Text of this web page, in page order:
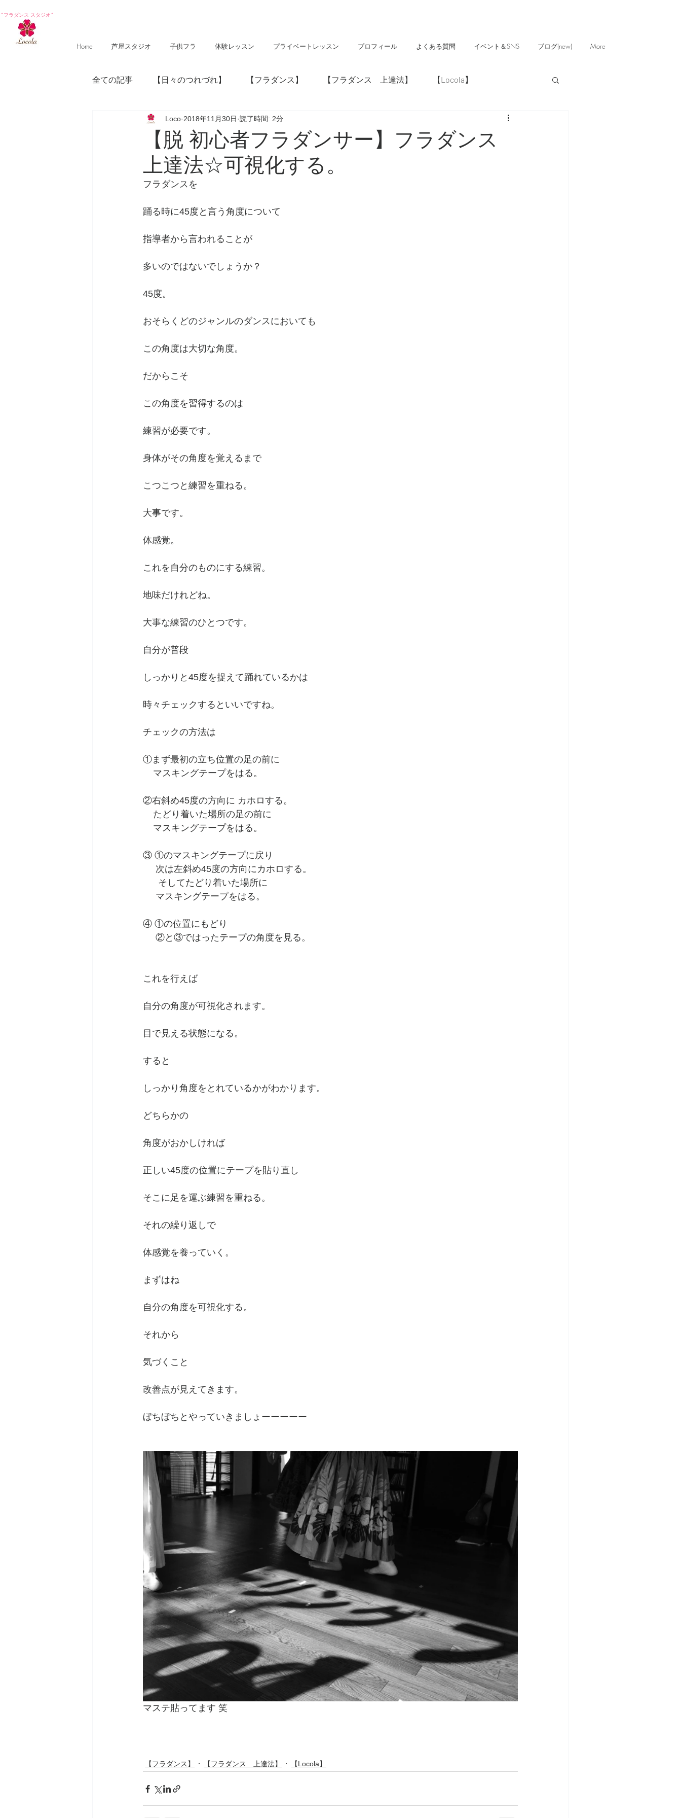
*フラダンス スタジオ*
Home 芦屋スタジオ 子供フラ 体験レッスン プライベートレッスン プロフィール よくある質問 イベント＆SNS ブログ(new) More
全ての記事 【日々のつれづれ】 【フラダンス】 【フラダンス 上達法】 【Locola】
【photography 】 【poem】 【神社・仏閣】
【脱 初心者フラダンサー】フラダンス
上達法☆可視化する。
Loco 2018年11月30日 読了時間: 2分
フラダンスを
踊る時に45度と言う角度について
指導者から言われることが
多いのではないでしょうか？
45度。
おそらくどのジャンルのダンスにおいても
この角度は大切な角度。
だからこそ
この角度を習得するのは
練習が必要です。
身体がその角度を覚えるまで
こつこつと練習を重ねる。
大事です。
体感覚。
これを自分のものにする練習。
地味だけれどね。
大事な練習のひとつです。
自分が普段
しっかりと45度を捉えて踊れているかは
時々チェックするといいですね。
チェックの方法は
①まず最初の立ち位置の足の前に
    マスキングテープをはる。
②右斜め45度の方向に カホロする。
    たどり着いた場所の足の前に
    マスキングテープをはる。
③ ①のマスキングテープに戻り
     次は左斜め45度の方向にカホロする。
      そしてたどり着いた場所に
     マスキングテープをはる。
④ ①の位置にもどり
     ②と③ではったテープの角度を見る。
これを行えば
自分の角度が可視化されます。
目で見える状態になる。
すると
しっかり角度をとれているかがわかります。
どちらかの
角度がおかしければ
正しい45度の位置にテープを貼り直し
そこに足を運ぶ練習を重ねる。
それの繰り返しで
体感覚を養っていく。
まずはね
自分の角度を可視化する。
それから
気づくこと
改善点が見えてきます。
ぼちぼちとやっていきましょーーーーー
マステ貼ってます 笑
【フラダンス】 【フラダンス 上達法】 【Locola】